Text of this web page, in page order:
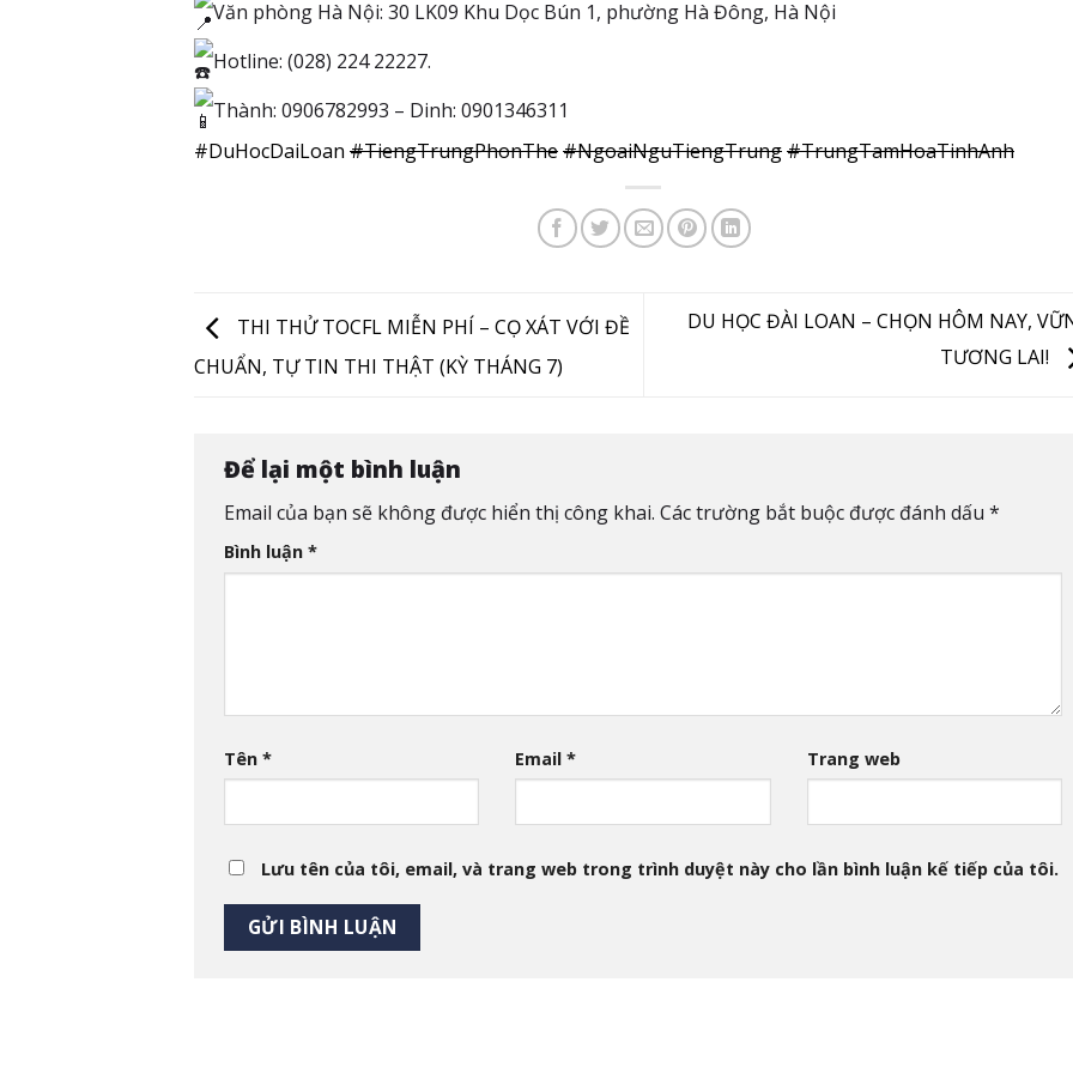
Văn phòng Hà Nội: 30 LK09 Khu Dọc Bún 1, phường Hà Đông, Hà Nội
Hotline: (028) 224 22227.
Thành: 0906782993 – Dinh: 0901346311
#DuHocDaiLoan #TiengTrungPhonThe#NgoaiNguTiengTrung#TrungTamHoaTinhAnh
THI THỬ TOCFL MIỄN PHÍ – CỌ XÁT VỚI ĐỀ
CHUẨN, TỰ TIN THI THẬT (KỲ THÁNG 7)
DU HỌC ĐÀI LOAN – CHỌN HÔM NAY,
TƯƠNG LAI!
Để lại một bình luận
Email của bạn sẽ không được hiển thị công khai. Các trường bắt buộc được đánh dấu *
Bình luận *
Tên * Email* Trang web
Lưu tên của tôi, email, và trang web trong trình duyệt này cho lần bình luận kế tiếp của tôi.